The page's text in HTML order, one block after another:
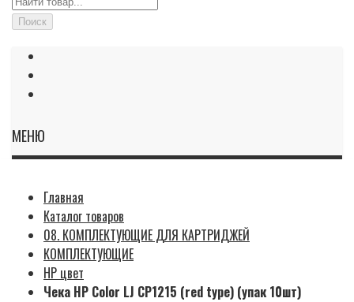
Поиск
МЕНЮ
Главная
Каталог товаров
08. КОМПЛЕКТУЮЩИЕ ДЛЯ КАРТРИДЖЕЙ
КОМПЛЕКТУЮЩИЕ
HP цвет
Чека HP Color LJ CP1215 (red type) (упак 10шт)